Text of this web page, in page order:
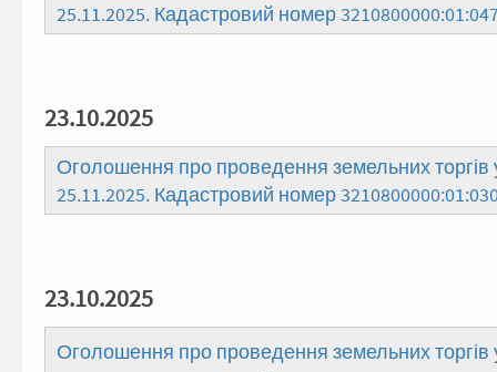
25.11.2025. Кадастровий номер
23.10.2025
Оголошення про проведення земельних
25.11.2025. Кадастровий номер
23.10.2025
Оголошення про проведення земельних